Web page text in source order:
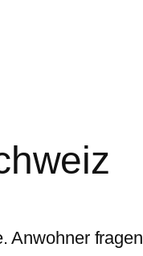
Anwohner fragen